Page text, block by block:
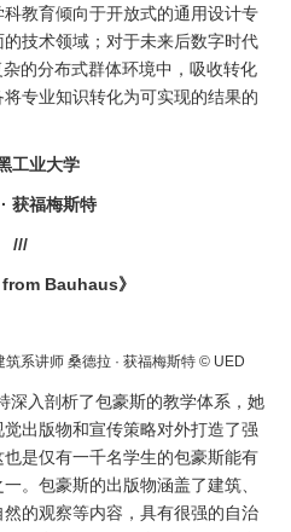
教育倾向于开放式的通用设计专
技术领域；对于未来后数字时代
的分布式群体环境中，吸收转化
专业知识转化为可实现的结果的
工业大学
获福梅斯特
///
Bauhaus》
系讲师 桑德拉 · 获福梅斯特 © UED
深入剖析了包豪斯的教学体系，她
出版物和宣传策略对外打造了强
是仅有一千名学生的包豪斯能有
。包豪斯的出版物涵盖了建筑、
的观察等内容，具有很强的自治